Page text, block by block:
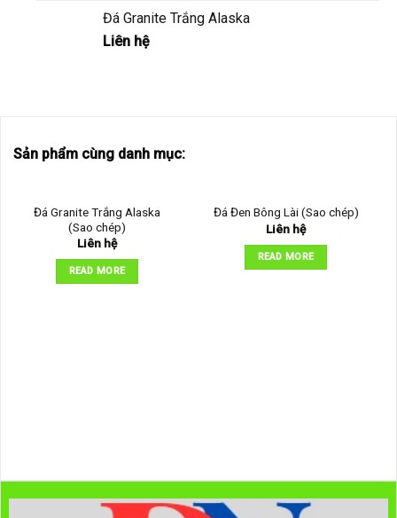
Đá Granite Trắng Alaska
Liên hệ
Sản phẩm cùng danh mục:
Đá Granite Trắng Alaska
(Sao chép)
Liên hệ
READ MORE
Đá Đen Bông Lài (Sao chép)
Liên hệ
READ MORE